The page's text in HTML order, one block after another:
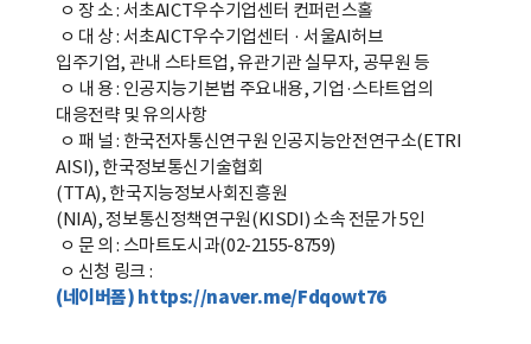
ㅇ 장 소: 서초AICT우수기업센터 컨퍼런스홀
ㅇ 대 상: 서초AICT우수기업센터 · 서울AI허브
입주기업, 관내 스타트업,유관기관 실무자, 공무원 등
ㅇ 내 용: 인공지능기본법 주요내용, 기업·스타트업의
대응전략 및 유의사항
ㅇ 패 널 : 한국전자통신연구원 인공지능안전연구소(ETRI
AISI), 한국정보통신기술협회
(TTA), 한국지능정보사회진흥원
(NIA),정보통신정책연구원(KISDI)소속 전문가5인
ㅇ 문 의 : 스마트도시과(02-2155-8759)
ㅇ 신청 링크 :
(네이버폼) https://naver.me/Fdqowt76